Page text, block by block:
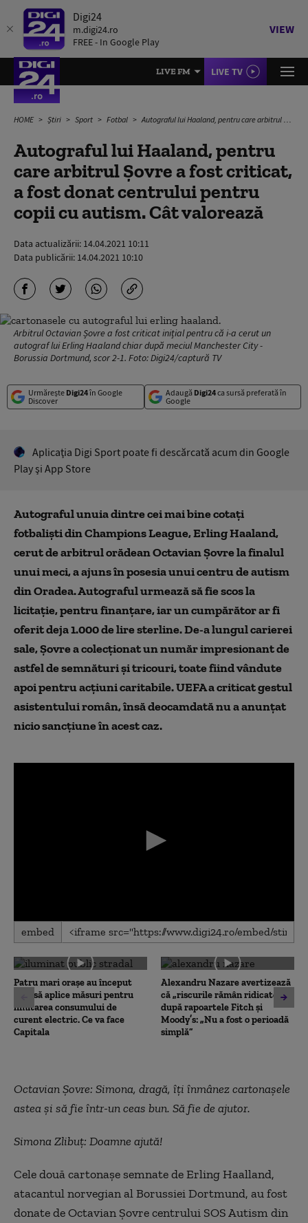
Digi24
m.digi24.ro
FREE - In Google Play
VIEW
LIVE FM LIVE TV
HOME Știri Sport Fotbal Autograful lui Haaland, pentru care arbitrul Șovre a fost criticat, a fost donat centrului pentru copii cu autism. Cât valorează
Autograful lui Haaland, pentru
care arbitrul Șovre a fost criticat,
a fost donat centrului pentru
copii cu autism. Cât valorează
Data actualizării: 14.04.2021 10:11
Data publicării: 14.04.2021 10:10
Arbitrul Octavian Șovre a fost criticat inițial pentru că i-a cerut un
autograf lui Erling Haaland chiar după meciul Manchester City -
Borussia Dortmund, scor 2-1. Foto: Digi24/captură TV
Urmărește Digi24în Google
Discover
Adaugă Digi24ca sursă preferată în
Google
Aplicaţia Digi Sport poate fi descărcată acum din Google
Play şi App Store
Autograful unuia dintre cei mai bine cotați
fotbaliști din Champions League, Erling Haaland,
cerut de arbitrul orădean Octavian Șovre la finalul
unui meci, a ajuns în posesia unui centru de autism
din Oradea. Autograful urmează să fie scos la
licitație, pentru finanțare, iar un cumpărător ar fi
oferit deja 1.000 de lire sterline.De-a lungul carierei
sale, Șovre a colecționat un număr impresionant de
astfel de semnături și tricouri, toate fiind vândute
apoi pentru acțiuni caritabile. UEFA a criticat gestul
asistentului român, însă deocamdată nu a anunțat
nicio sancțiune în acest caz.
0
seconds
0
seconds
embed
Patru mari orașe au început
deja să aplice măsuri pentru
limitarea consumului de
curent electric. Ce va face
Capitala
Alexandru Nazare avertizează
că „riscurile rămân ridicate”
după rapoartele Fitch și
Moody’s: „Nu a fost o perioadă
simplă”
Octavian Șovre: Simona, dragă, îți înmânez cartonașele
astea și să fie într-un ceas bun. Să fie de ajutor.
Simona Zlibuț: Doamne ajută!
Cele două cartonașe semnate de Erling Haalland,
atacantul norvegian al Borussiei Dortmund, au fost
donate de Octavian Șovre centrului SOS Autism din